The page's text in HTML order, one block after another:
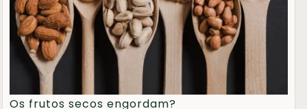
Os frutos secos engordam?